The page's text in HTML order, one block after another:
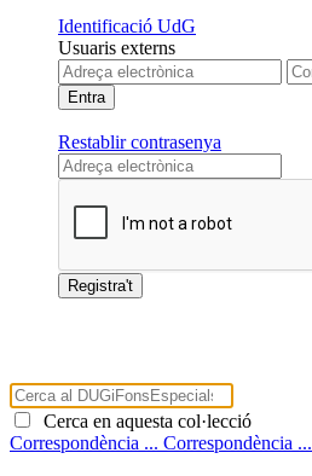
Identificació UdG
Usuaris externs
Restablir contrasenya
Cerca en aquesta col·lecció
Correspondència ... Correspondència ...